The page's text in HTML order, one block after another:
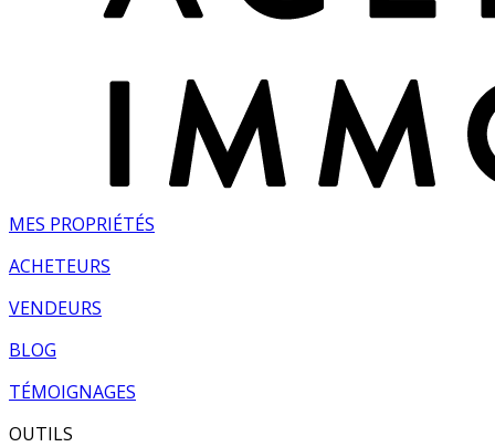
MES PROPRIÉTÉS
ACHETEURS
VENDEURS
BLOG
TÉMOIGNAGES
OUTILS